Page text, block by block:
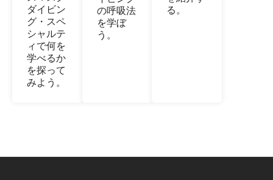
ダイビン
グ・スペ
シャルテ
ィで何を
学べるか
を探って
みよう。
の呼吸法
を学ぼ
う。
る。